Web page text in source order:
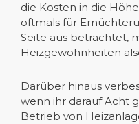
die Kosten in die
oftmals für
Seite aus betrachtet,
Heizgewohnheiten
Darüber hinaus
wenn ihr darauf Acht
Betrieb von